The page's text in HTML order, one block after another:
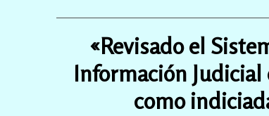
«Revisado el
Información
como